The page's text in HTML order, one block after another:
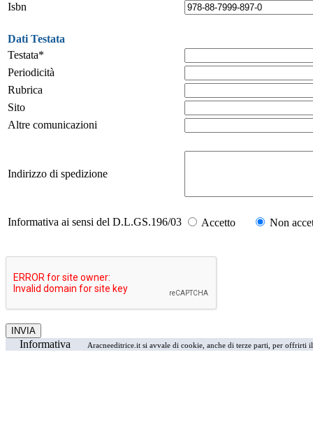
Isbn
Dati Testata
Testata*
Periodicità
Rubrica
Sito
Altre comunicazioni
Indirizzo di spedizione
Informativa ai sensi del D.L.GS.196/03 Accetto Non
Informativa Aracneeditrice.it si avvale di cookie, anche di terze parti, per